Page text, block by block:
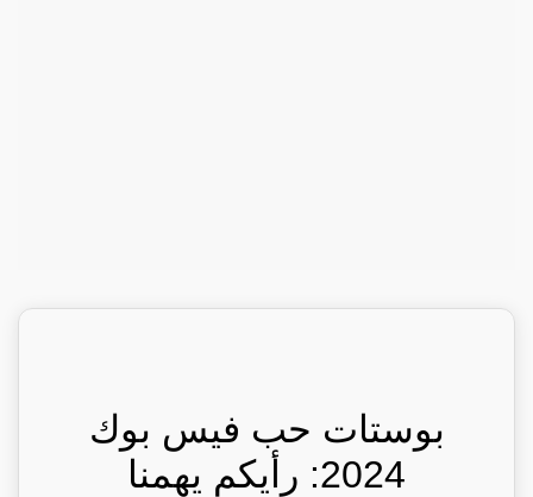
بوستات حب فيس بوك
2024: رأيكم يهمنا